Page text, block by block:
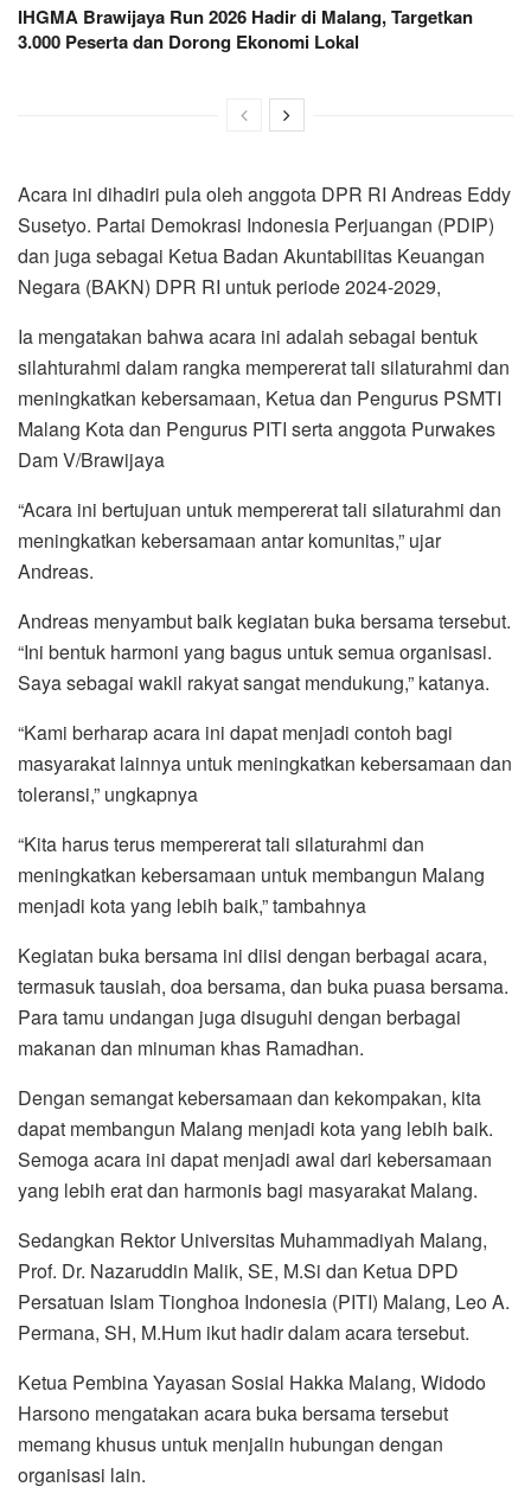
IHGMA Brawijaya Run 2026 Hadir di Malang, Targetkan
3.000 Peserta dan Dorong Ekonomi Lokal
Acara ini dihadiri pula oleh anggota DPR RI Andreas Eddy
Susetyo. Partai Demokrasi Indonesia Perjuangan (PDIP)
dan juga sebagai Ketua Badan Akuntabilitas Keuangan
Negara (BAKN) DPR RI untuk periode 2024-2029,
Ia mengatakan bahwa acara ini adalah sebagai bentuk
silahturahmi dalam rangka mempererat tali silaturahmi dan
meningkatkan kebersamaan, Ketua dan Pengurus PSMTI
Malang Kota dan Pengurus PITI serta anggota Purwakes
Dam V/Brawijaya
“Acara ini bertujuan untuk mempererat tali silaturahmi dan
meningkatkan kebersamaan antar komunitas,” ujar
Andreas.
Andreas menyambut baik kegiatan buka bersama tersebut.
“Ini bentuk harmoni yang bagus untuk semua organisasi.
Saya sebagai wakil rakyat sangat mendukung,” katanya.
“Kami berharap acara ini dapat menjadi contoh bagi
masyarakat lainnya untuk meningkatkan kebersamaan dan
toleransi,” ungkapnya
“Kita harus terus mempererat tali silaturahmi dan
meningkatkan kebersamaan untuk membangun Malang
menjadi kota yang lebih baik,” tambahnya
Kegiatan buka bersama ini diisi dengan berbagai acara,
termasuk tausiah, doa bersama, dan buka puasa bersama.
Para tamu undangan juga disuguhi dengan berbagai
makanan dan minuman khas Ramadhan.
Dengan semangat kebersamaan dan kekompakan, kita
dapat membangun Malang menjadi kota yang lebih baik.
Semoga acara ini dapat menjadi awal dari kebersamaan
yang lebih erat dan harmonis bagi masyarakat Malang.
Sedangkan Rektor Universitas Muhammadiyah Malang,
Prof. Dr. Nazaruddin Malik, SE, M.Si dan Ketua DPD
Persatuan Islam Tionghoa Indonesia (PITI) Malang, Leo A.
Permana, SH, M.Hum ikut hadir dalam acara tersebut.
Ketua Pembina Yayasan Sosial Hakka Malang, Widodo
Harsono mengatakan acara buka bersama tersebut
memang khusus untuk menjalin hubungan dengan
organisasi lain.